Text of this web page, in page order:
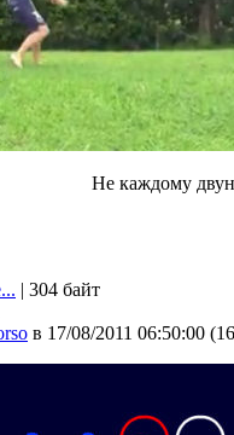
Не каждому
| 304 байт
в 17/08/2011 06:50:00 (